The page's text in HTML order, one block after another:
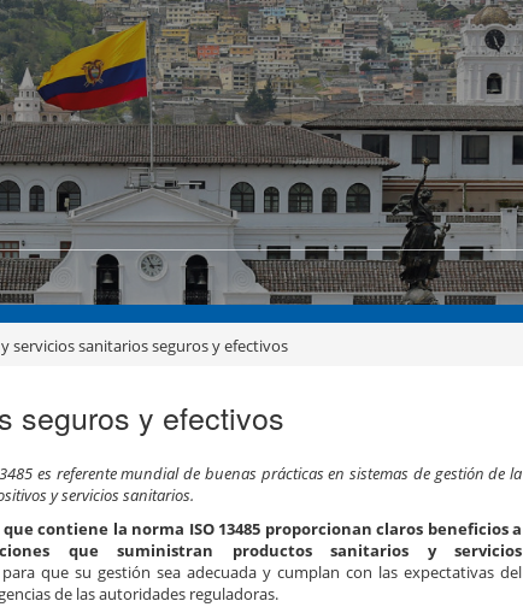
servicios sanitarios seguros y efectivos
seguros y efectivos
es referente mundial de buenas prácticas en sistemas de gestión de la
y servicios sanitarios.
contiene la norma ISO 13485 proporcionan claros beneficios a
que suministran productos sanitarios y servicios
que su gestión sea adecuada y cumplan con las expectativas del
de las autoridades reguladoras.